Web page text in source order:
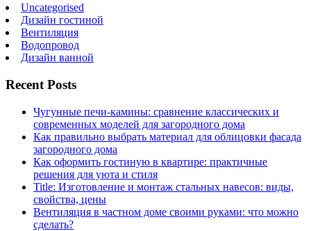
Uncategorised
Дизайн гостиной
Вентиляция
Водопровод
Дизайн ванной
Recent Posts
Чугунные печи-камины: сравнение классических и
современных моделей для загородного дома
Как правильно выбрать материал для облицовки фасада
загородного дома
Как оформить гостиную в квартире: практичные
решения для уюта и стиля
Title: Изготовление и монтаж стальных навесов: виды,
свойства, цены
Вентиляция в частном доме своими руками: что можно
сделать?